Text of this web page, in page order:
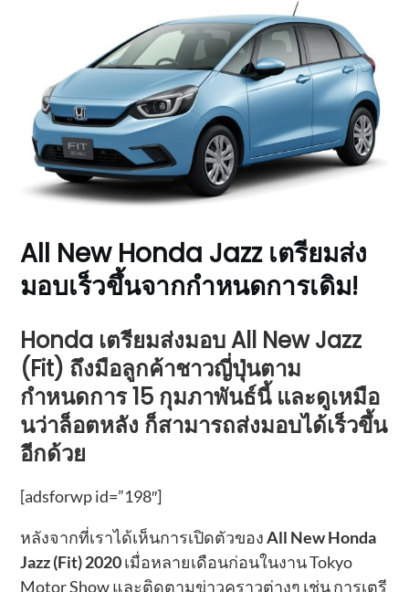
All New Honda Jazz เตรียมส่ง
มอบเร็วขึ้นจากกำหนดการเดิม!
Honda เตรียมส่งมอบ All New Jazz
(Fit) ถึงมือลูกค้าชาวญี่ปุ่นตาม
กำหนดการ 15 กุมภาพันธ์นี้ และดูเหมือ
นว่าล็อตหลัง ก็สามารถส่งมอบได้เร็วขึ้น
อีกด้วย
[adsforwp id=”198″]
หลังจากที่เราได้เห็นการเปิดตัวของAll New Honda
Jazz (Fit) 2020เมื่อหลายเดือนก่อนในงาน Tokyo
Motor Show และติดตามข่าวคราวต่างๆ เช่น การเตรี